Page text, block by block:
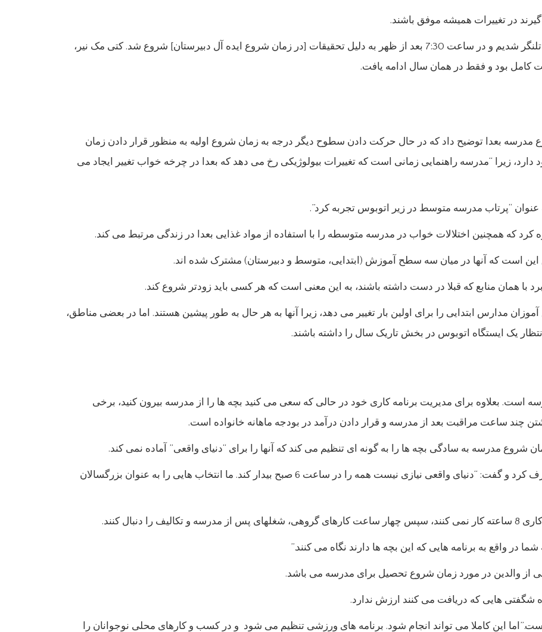
در تغییرات همیشه موفق باشند.
“مدرسه در 9:30 بعد از ظهر یک سال با دبیرستان تلنگر شدیم و در ساعت 7:30 بعد از ظهر به دلیل تحقیقات [در زمان شروع ایده آل دبیرستان] شروع شد. کتی مک نیر،
بود و فقط در همان سال ادامه یافت.
مدرسه بعدا توضیح داد که در حال حرکت دادن سطوح دیگر درجه به زمان شروع اولیه به منظور قرار دادن زمان
زیرا “مدرسه راهنمایی زمانی است که تغییرات بیولوژیکی رخ می دهد که بعدا در چرخه خواب تغییر ایجاد می
این است که آنها در میان سه سطح آموزش (ابتدایی، متوسط ​​و دبیرستان) مشترک شده اند.
با همان منابع که قبلا در دست داشته باشند، به این معنی است که هر کسی باید زودتر شروع کند.
مدارس ابتدایی را برای اولین بار تغییر می دهد، زیرا آنها به هر حال به طور پیشین هستند. اما در بعضی مناطق،
یک ایستگاه اتوبوس در بخش تاریک سال را داشته باشند.
است. بعلاوه برای مدیریت برنامه کاری خود در حالی که سعی می کنید بچه ها را از مدرسه بیرون کنید، برخی
چند ساعت مراقبت بعد از مدرسه و قرار دادن درآمد در بودجه ماهانه خانواده است.
شروع مدرسه به سادگی بچه ها را به گونه ای تنظیم می کند که آنها را برای “دنیای واقعی” آماده نمی کند.
با این حال، پین سریع عقیده این اسطوره را برطرف کرد و گفت: “دنیای واقعی نیازی نیست همه را در ساعت 6 صبح بیدار کند. ما انتخاب هایی را به عنوان بزرگسالان
دنبال کنند.
در واقع به برنامه هایی که این بچه ها دارند نگاه می کنند.”
از والدین در مورد زمان شروع تحصیل برای مدرسه می باشد.
شگفتی هایی که دریافت می کنند ارزش ندارد.
این کاملا می تواند انجام شود. برنامه های ورزشی تنظیم می شود و در کسب و کارهای محلی نوجوانان را